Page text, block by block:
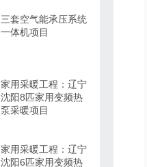
三套空气能承压系统
一体机项目
家用采暖工程：辽宁
沈阳8匹家用变频热
泵采暖项目
家用采暖工程：辽宁
沈阳6匹家用变频热